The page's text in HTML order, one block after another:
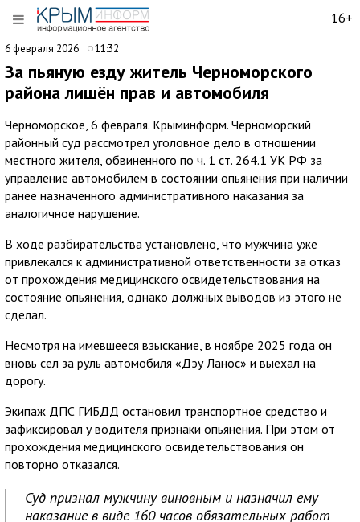
16+
6 февраля 2026 11:32
За пьяную езду житель Черноморского
района лишён прав и автомобиля
Черноморское, 6 февраля. Крыминформ. Черноморский
районный суд рассмотрел уголовное дело в отношении
местного жителя, обвиненного по ч. 1 ст. 264.1 УК РФ за
управление автомобилем в состоянии опьянения при наличии
ранее назначенного административного наказания за
аналогичное нарушение.
В ходе разбирательства установлено, что мужчина уже
привлекался к административной ответственности за отказ
от прохождения медицинского освидетельствования на
состояние опьянения, однако должных выводов из этого не
сделал.
Несмотря на имевшееся взыскание, в ноябре 2025 года он
вновь сел за руль автомобиля «Дэу Ланос» и выехал на
дорогу.
Экипаж ДПС ГИБДД остановил транспортное средство и
зафиксировал у водителя признаки опьянения. При этом от
прохождения медицинского освидетельствования он
повторно отказался.
Суд признал мужчину виновным и назначил ему
наказание в виде 160 часов обязательных работ